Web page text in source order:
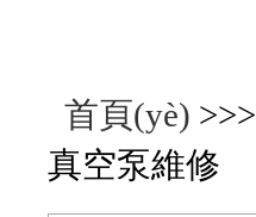
首頁(yè) >>>
真空泵維修